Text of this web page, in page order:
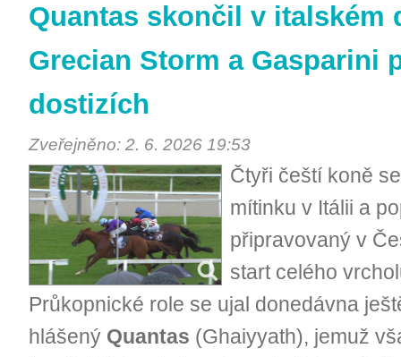
Quantas skončil v italském
Grecian Storm a Gasparini
dostizích
Zveřejněno: 2. 6. 2026 19:53
Čtyři čeští koně
mítinku v Itálii a
připravovaný v
start celého
Průkopnické role se ujal donedávna
hlášený Quantas (Ghaiyyath), jemuž